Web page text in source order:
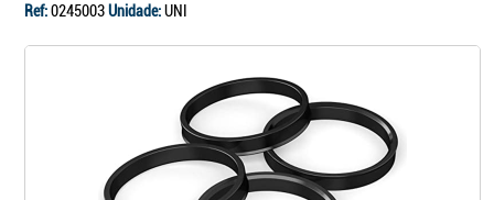
Ref:0245003Unidade:UNI